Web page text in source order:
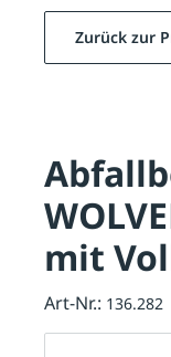
Zurück zur
mit
Art-Nr.: 136.282